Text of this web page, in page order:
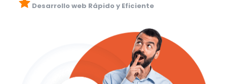
Desarrollo web Rápido y Eficiente